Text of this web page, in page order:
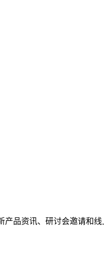
品资讯、研讨会邀请和线